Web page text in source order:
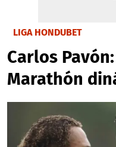
LIGA HONDUBET
Carlos
Marathón